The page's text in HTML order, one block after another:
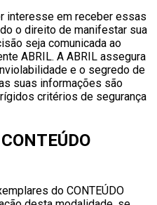
interesse em receber essas
o direito de manifestar sua
seja comunicada ao
ABRIL. A ABRIL assegura
e o segredo de
suas informações são
critérios de segurança
do CONTEÚDO